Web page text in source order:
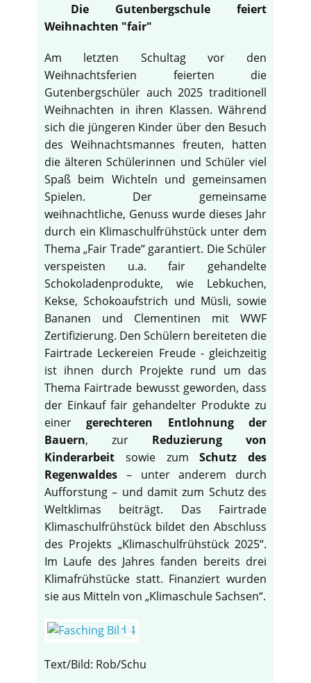
Die Gutenbergschule feiert
Weihnachten "fair"
Am letzten Schultag vor den
Weihnachtsferien feierten die
Gutenbergschüler auch 2025 traditionell
Weihnachten in ihren Klassen. Während
sich die jüngeren Kinder über den Besuch
des Weihnachtsmannes freuten, hatten
die älteren Schülerinnen und Schüler viel
Spaß beim Wichteln und gemeinsamen
Spielen. Der gemeinsame
weihnachtliche, Genuss wurde dieses Jahr
durch ein Klimaschulfrühstück unter dem
Thema „Fair Trade“ garantiert. Die Schüler
verspeisten u.a. fair gehandelte
Schokoladenprodukte, wie Lebkuchen,
Kekse, Schokoaufstrich und Müsli, sowie
Bananen und Clementinen mit WWF
Zertifizierung. Den Schülern bereiteten die
Fairtrade Leckereien Freude - gleichzeitig
ist ihnen durch Projekte rund um das
Thema Fairtrade bewusst geworden, dass
der Einkauf fair gehandelter Produkte zu
einergerechteren Entlohnung der
Bauern, zur Reduzierung von
Kinderarbeit sowie zumSchutz des
Regenwaldes – unter anderem durch
Aufforstung – und damit zum Schutz des
Weltklimas beiträgt. Das Fairtrade
Klimaschulfrühstück bildet den Abschluss
des Projekts „Klimaschulfrühstück 2025“.
Im Laufe des Jahres fanden bereits drei
Klimafrühstücke statt. Finanziert wurden
sie aus Mitteln von „Klimaschule Sachsen“.
Text/Bild: Rob/Schu